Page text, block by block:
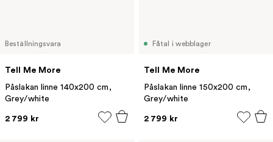
Beställningsvara
Tell Me More
Påslakan linne 140x200 cm,
Grey/white
2 799 kr
Fåtal i webblager
Tell Me More
Påslakan linne 150x200 cm,
Grey/white
2 799 kr